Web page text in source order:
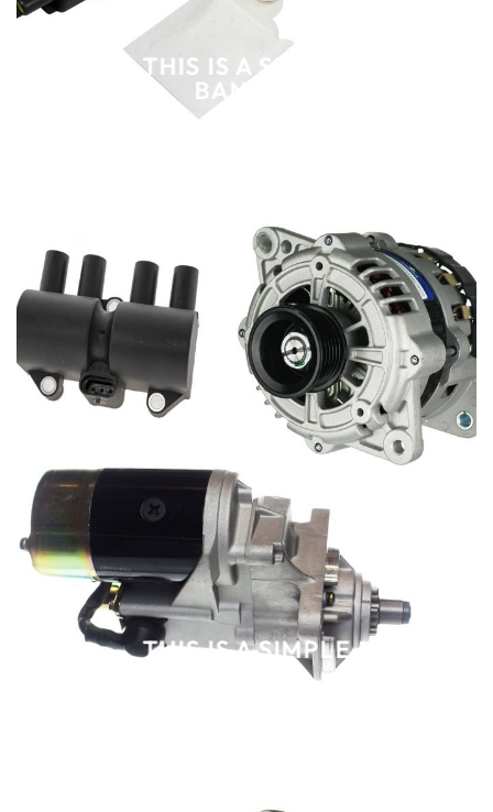
THIS IS A SIMPLE
BANNER
THIS IS A SIMPLE